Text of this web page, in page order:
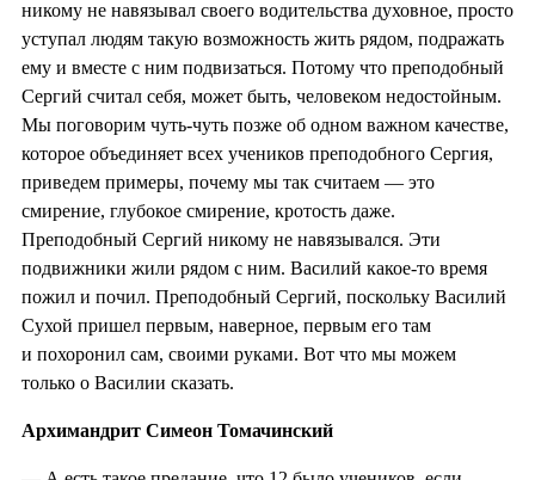
никому не навязывал своего водительства духовное, просто
уступал людям такую возможность жить рядом, подражать
ему и вместе с ним подвизаться. Потому что преподобный
Сергий считал себя, может быть, человеком недостойным.
Мы поговорим чуть-чуть позже об одном важном качестве,
которое объединяет всех учеников преподобного Сергия,
приведем примеры, почему мы так считаем — это
смирение, глубокое смирение, кротость даже.
Преподобный Сергий никому не навязывался. Эти
подвижники жили рядом с ним. Василий какое-то время
пожил и почил. Преподобный Сергий, поскольку Василий
Сухой пришел первым, наверное, первым его там
и похоронил сам, своими руками. Вот что мы можем
только о Василии сказать.
Архимандрит Симеон Томачинский